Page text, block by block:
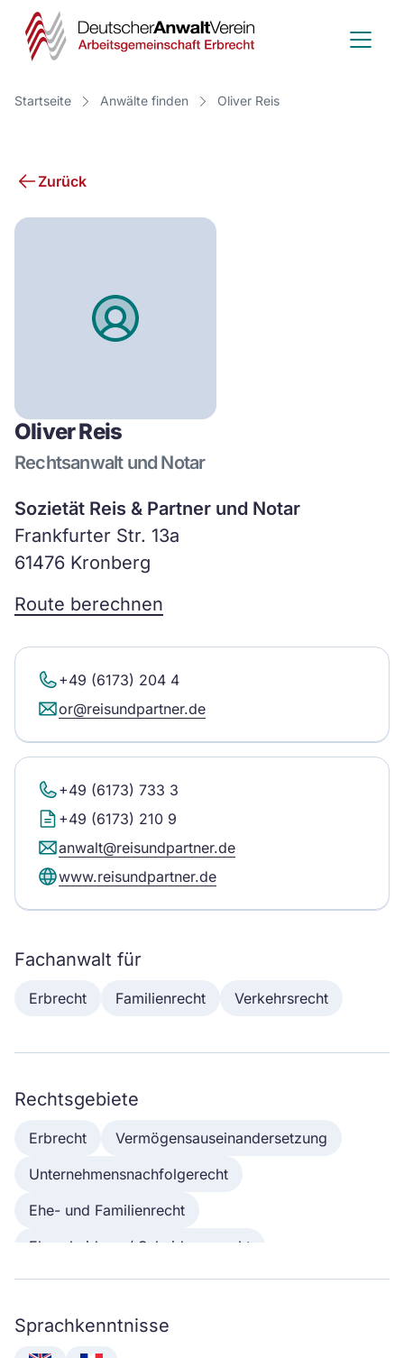
Deutscher
Anwalt
Verein
Startseite Anwälte finden Oliver Reis
Zurück
Oliver Reis
Rechtsanwalt und Notar
Sozietät Reis & Partner und Notar
Frankfurter Str. 13a
61476 Kronberg
Route berechnen
+49 (6173) 204 4
or@reisundpartner.de
+49 (6173) 733 3
+49 (6173) 210 9
anwalt@reisundpartner.de
www.reisundpartner.de
Fachanwalt für
Erbrecht Familienrecht Verkehrsrecht
Rechtsgebiete
Erbrecht
Vermögensauseinandersetzung
Unternehmensnachfolgerecht
Ehe- und Familienrecht
Ehescheidung / Scheidungsrecht
Sprachkenntnisse